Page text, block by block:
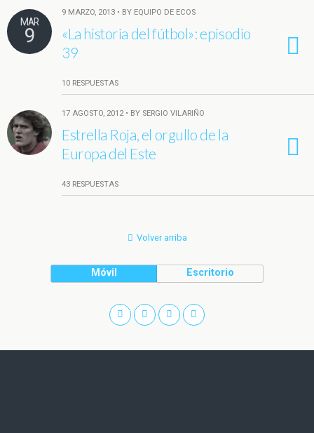
MAR
9
9 MARZO, 2013 • BY EQUIPO DE ECOS
«La historia del fútbol»: episodio
39
10 RESPUESTAS
17 AGOSTO, 2012 • BY SERGIO VILARIÑO
Estrella Roja, el orgullo de la
Europa del Este
43 RESPUESTAS
Volver arriba
Móvil Escritorio